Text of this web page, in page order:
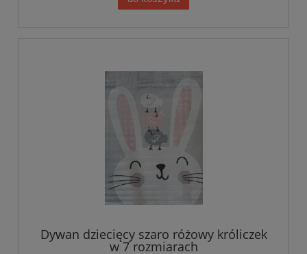
Dywan dziecięcy szaro różowy króliczek
w 7 rozmiarach